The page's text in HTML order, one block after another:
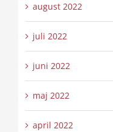
august 2022
juli 2022
juni 2022
maj 2022
april 2022